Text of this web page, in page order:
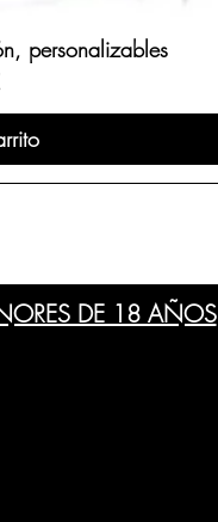
personalizables
DE 18 AÑOS